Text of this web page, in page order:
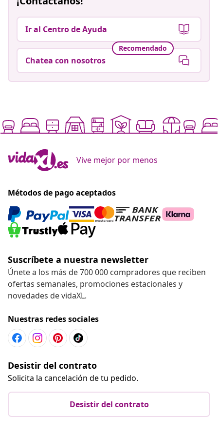
Ir al Centro de Ayuda
Recomendado
Chatea con nosotros
Vive mejor por menos
Métodos de pago aceptados
Suscríbete a nuestra newsletter
Únete a los más de 700 000 compradores que reciben
ofertas semanales, promociones estacionales y
novedades de vidaXL.
Nuestras redes sociales
Desistir del contrato
Solicita la cancelación de tu pedido.
Desistir del contrato